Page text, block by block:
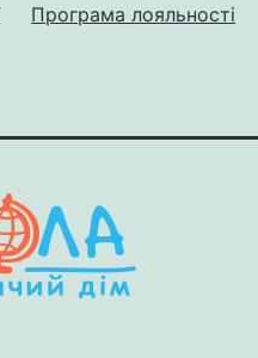
Програма лояльності